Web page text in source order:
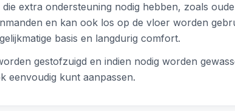
extra ondersteuning nodig hebben, zoals
en kan ook los op de vloer worden
basis en langdurig comfort.
gestofzuigd en indien nodig worden
eenvoudig kunt aanpassen.